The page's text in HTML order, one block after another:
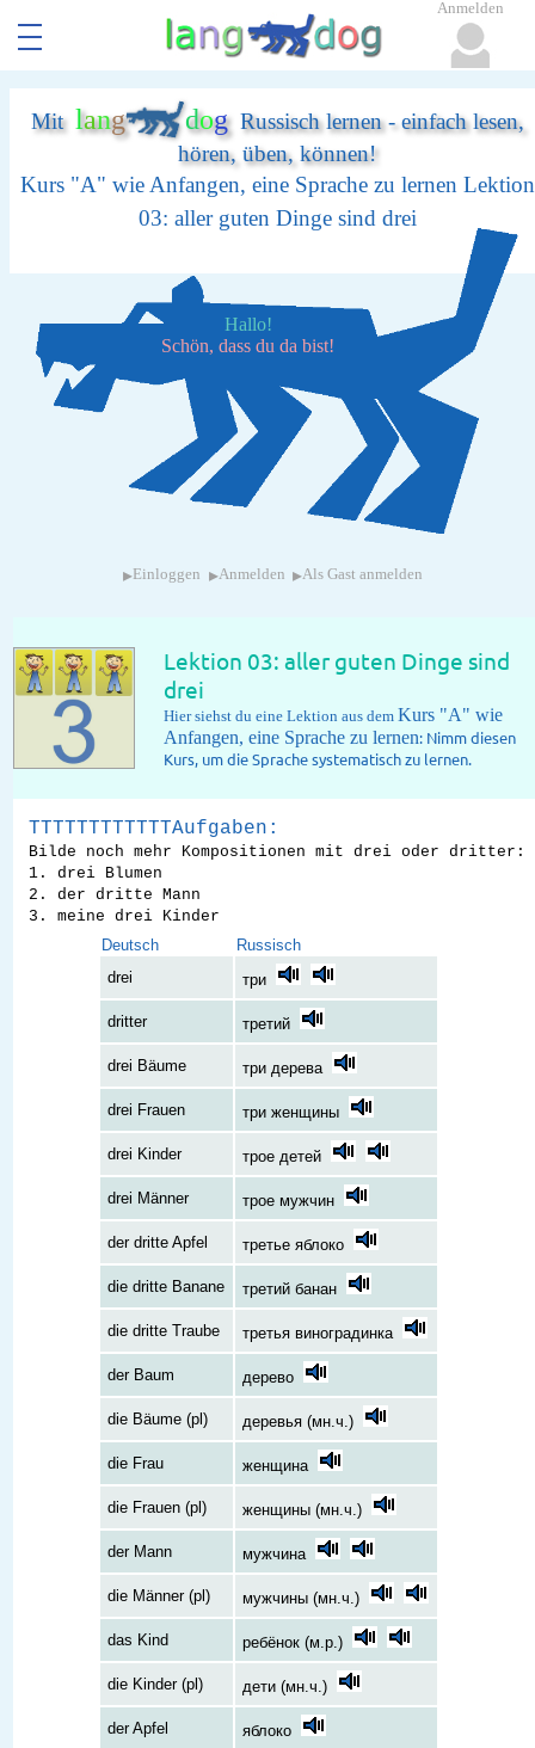
Mit lang dogRussisch lernen - einfach lesen,
hören, üben, können!
Kurs "A" wie Anfangen, eine Sprache zu lernen Lektion
03: aller guten Dinge sind drei
Hallo!
Schön, dass du da bist!
▸ Einloggen ▸Anmelden ▸Als Gast anmelden
Lektion 03: aller guten Dinge sind
drei
Hier siehst du eine Lektion aus dem Kurs "A" wie
Anfangen, eine Sprache zu lernen: Nimm diesen
Kurs, um die Sprache systematisch zu lernen.
TTTTTTTTTTTTAufgaben:
Bilde noch mehr Kompositionen mit drei oder dritter:
1. drei Blumen
2. der dritte Mann
3. meine drei Kinder
Deutsch
Russisch
drei
три
dritter третий
drei Bäume три дерева
drei Frauen три женщины
drei Kinder трое детей
drei Männer трое мужчин
der dritte Apfel третье яблоко
die dritte Banane третий банан
die dritte Traube третья виноградинка
der Baum дерево
die Bäume (pl) деревья (мн.ч.)
die Frau женщина
die Frauen (pl) женщины (мн.ч.)
der Mann мужчина
die Männer (pl) мужчины (мн.ч.)
das Kind ребёнок (м.р.)
die Kinder (pl) дети (мн.ч.)
der Apfel яблоко
Anmelden